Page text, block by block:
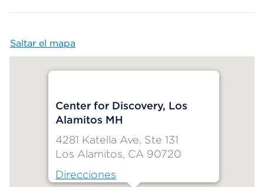
Saltar el mapa
Center for Discovery, Los
Alamitos MH
4281 Katella Ave, Ste 131
Los Alamitos, CA 90720
Direcciones